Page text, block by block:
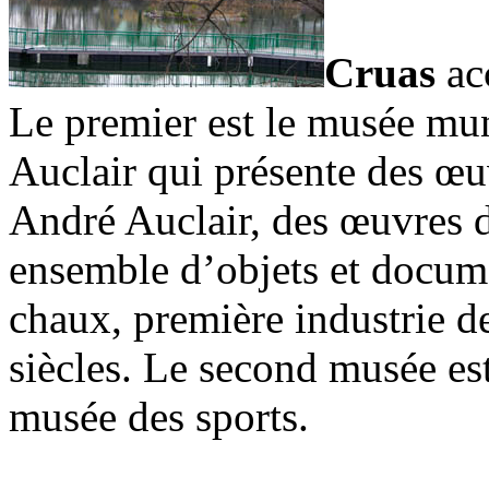
Cruas
Le premier est le musée
Auclair qui présente des
André Auclair, des œuvres
ensemble d’objets et
chaux, première industrie
siècles. Le second musée
musée des sports.